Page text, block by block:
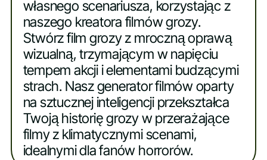
własnego scenariusza, korzystając z
naszego kreatora filmów grozy.
Stwórz film grozy z mroczną oprawą
wizualną, trzymającym w napięciu
tempem akcji i elementami budzącymi
strach. Nasz generator filmów oparty
na sztucznej inteligencji przekształca
Twoją historię grozy w przerażające
filmy z klimatycznymi scenami,
idealnymi dla fanów horrorów.